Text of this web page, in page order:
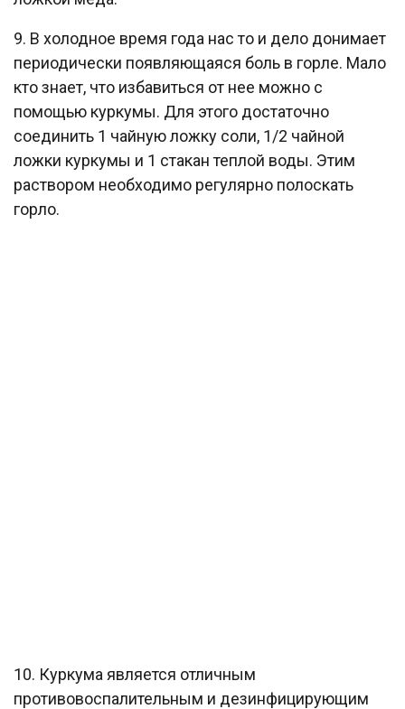
9. В холодное время года нас то и дело донимает
периодически появляющаяся боль в горле. Мало
кто знает, что избавиться от нее можно с
помощью куркумы. Для этого достаточно
соединить 1 чайную ложку соли, 1/2 чайной
ложки куркумы и 1 стакан теплой воды. Этим
раствором необходимо регулярно полоскать
горло.
10. Куркума является отличным
противовоспалительным и дезинфицирующим